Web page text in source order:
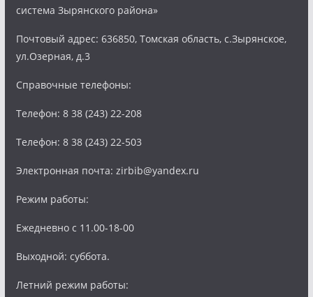
система Зырянского района»
Почтовый адрес: 636850, Томская область, с.Зырянское,
ул.Озерная, д.3
Справочные телефоны:
Телефон: 8 38 (243) 22-208
Телефон: 8 38 (243) 22-503
Электронная почта: zirbib@yandex.ru
Режим работы:
Ежедневно с 11.00-18-00
Выходной: суббота.
Летний режим работы: